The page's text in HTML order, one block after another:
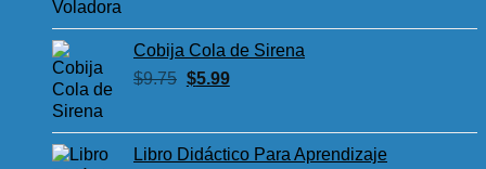
era:
$8.85.
es:
$4.50.
Cobija Cola de Sirena
$9.75 El
era:
$5.99El
es:
Libro Didáctico Para Aprendizaje